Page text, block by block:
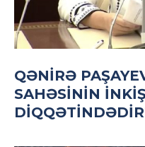
QƏNIRƏ
SAHƏSININ